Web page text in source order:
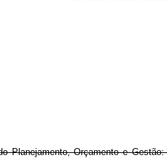
Planejamento, Orçamento e